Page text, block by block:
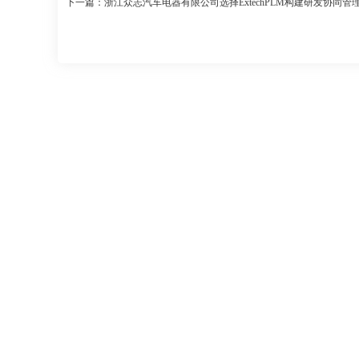
下一篇：浙江众志汽车电器有限公司选择ExtechPLM构建研发协同管